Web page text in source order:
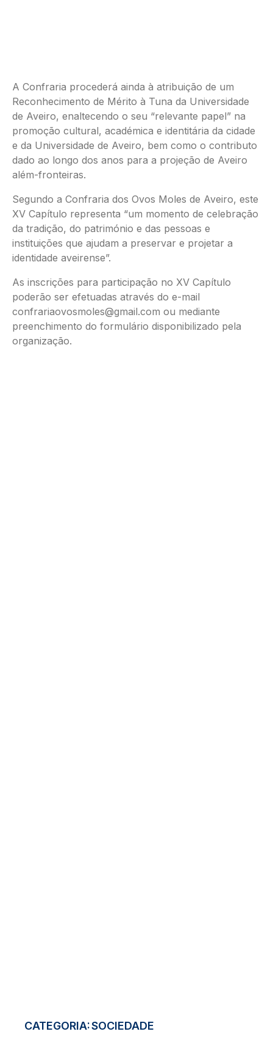
A Confraria procederá ainda à atribuição de um
Reconhecimento de Mérito à Tuna da Universidade
de Aveiro, enaltecendo o seu “relevante papel” na
promoção cultural, académica e identitária da cidade
e da Universidade de Aveiro, bem como o contributo
dado ao longo dos anos para a projeção de Aveiro
além-fronteiras.
Segundo a Confraria dos Ovos Moles de Aveiro, este
XV Capítulo representa “um momento de celebração
da tradição, do património e das pessoas e
instituições que ajudam a preservar e projetar a
identidade aveirense”.
As inscrições para participação no XV Capítulo
poderão ser efetuadas através do e-mail
confrariaovosmoles@gmail.com ou mediante
preenchimento do formulário disponibilizado pela
organização.
CATEGORIA:SOCIEDADE